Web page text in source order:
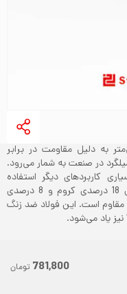
304 یا 1.4301 با قطر 3 میلی‌متر به دلیل مقاومت در برابر
در صنعت به شمار می‌رود.
و بسیاری کاربردهای دیگر استفاده
می‌شود. میلگرد استیل 304 به دلیل محتوای 18 درصدی کروم و 8 درصدی
است. این فولاد ضد زنگ
781,800 تومان